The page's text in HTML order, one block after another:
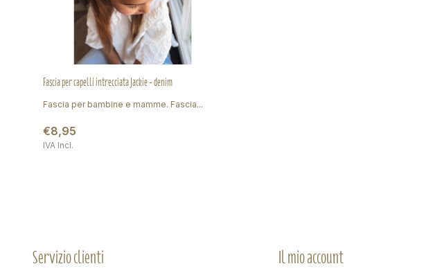
Fascia per capelli intrecciata Jackie - denim
Fascia per bambine e mamme. Fascia...
€8,95
IVA Incl.
Servizio clienti Il mio account